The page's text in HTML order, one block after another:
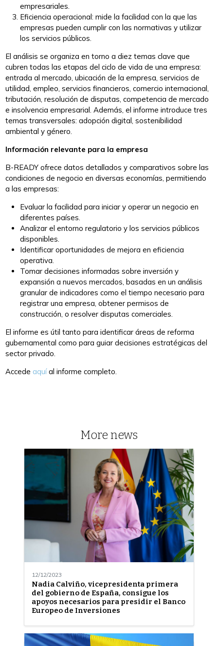
empresariales.
Eficiencia operacional: mide la facilidad con la que las
empresas pueden cumplir con las normativas y utilizar
los servicios públicos.
El análisis se organiza en torno a diez temas clave que
cubren todas las etapas del ciclo de vida de una empresa:
entrada al mercado, ubicación de la empresa, servicios de
utilidad, empleo, servicios financieros, comercio internacional,
tributación, resolución de disputas, competencia de mercado
e insolvencia empresarial. Además, el informe introduce tres
temas transversales: adopción digital, sostenibilidad
ambiental y género​.
Información relevante para la empresa
B-READY ofrece datos detallados y comparativos sobre las
condiciones de negocio en diversas economías, permitiendo
a las empresas:
Evaluar la facilidad para iniciar y operar un negocio en
diferentes países.
Analizar el entorno regulatorio y los servicios públicos
disponibles.
Identificar oportunidades de mejora en eficiencia
operativa.
Tomar decisiones informadas sobre inversión y
expansión a nuevos mercados, basadas en un análisis
granular de indicadores como el tiempo necesario para
registrar una empresa, obtener permisos de
construcción, o resolver disputas comerciales.
El informe es útil tanto para identificar áreas de reforma
gubernamental como para guiar decisiones estratégicas del
sector privado​.
Accede aquíal informe completo.
More news
12/12/2023
Nadia Calviño, vicepresidenta primera
del gobierno de España, consigue los
apoyos necesarios para presidir el Banco
Europeo de Inversiones